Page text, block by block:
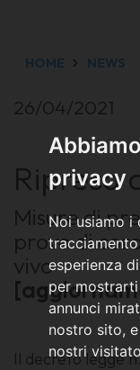
privacy
Noi usiamo i
esperienza
per
annunci
nostro sito,
nostri
HOME NEWS
26/04/2021
Ripresa
Misure di
prove di
vivo
Il decreto legge